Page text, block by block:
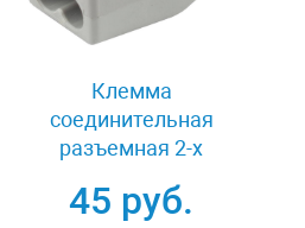
Клемма
соединительная
разъемная 2-х
Светозар 49190-2
45 руб.